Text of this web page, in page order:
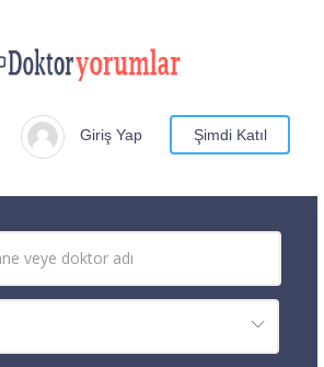
Giriş Yap Şimdi Katıl